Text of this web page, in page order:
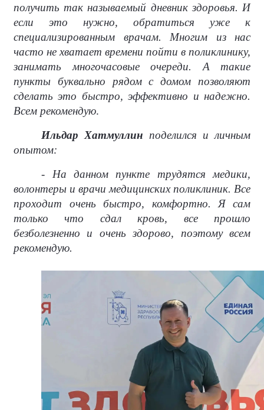
получить так называемый дневник здоровья. И
если это нужно, обратиться уже к
специализированным врачам. Многим из нас
часто не хватает времени пойти в поликлинику,
занимать многочасовые очереди. А такие
пункты буквально рядом с домом позволяют
сделать это быстро, эффективно и надежно.
Всем рекомендую.
Ильдар Хатмуллин поделился и личным
опытом:
- На данном пункте трудятся медики,
волонтеры и врачи медицинских поликлиник. Все
проходит очень быстро, комфортно. Я сам
только что сдал кровь, все прошло
безболезненно и очень здорово, поэтому всем
рекомендую.